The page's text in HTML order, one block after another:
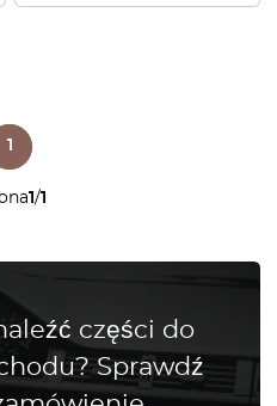
1/1
1
części do
Sprawdź